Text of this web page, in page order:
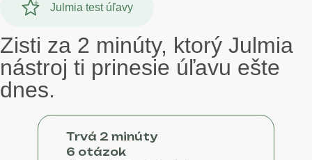
Julmia test úľavy
Zisti za 2 minúty, ktorý Julmia
nástroj ti prinesie úľavu ešte
dnes.
Trvá 2 minúty
6 otázok